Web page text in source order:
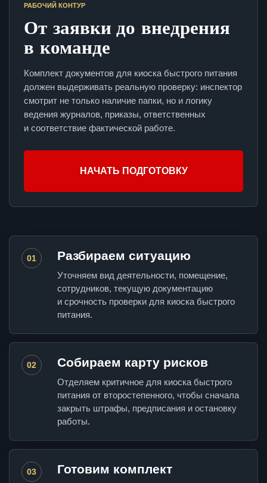
РАБОЧИЙ КОНТУР
От заявки до внедрения
в команде
Комплект документов для киоска быстрого питания
должен выдерживать реальную проверку: инспектор
смотрит не только наличие папки, но и логику
ведения журналов, приказы, ответственных
и соответствие фактической работе.
НАЧАТЬ ПОДГОТОВКУ
01 Разбираем ситуацию
Уточняем вид деятельности, помещение,
сотрудников, текущую документацию
и срочность проверки для киоска быстрого
питания.
02 Собираем карту рисков
Отделяем критичное для киоска быстрого
питания от второстепенного, чтобы сначала
закрыть штрафы, предписания и остановку
работы.
03 Готовим комплект